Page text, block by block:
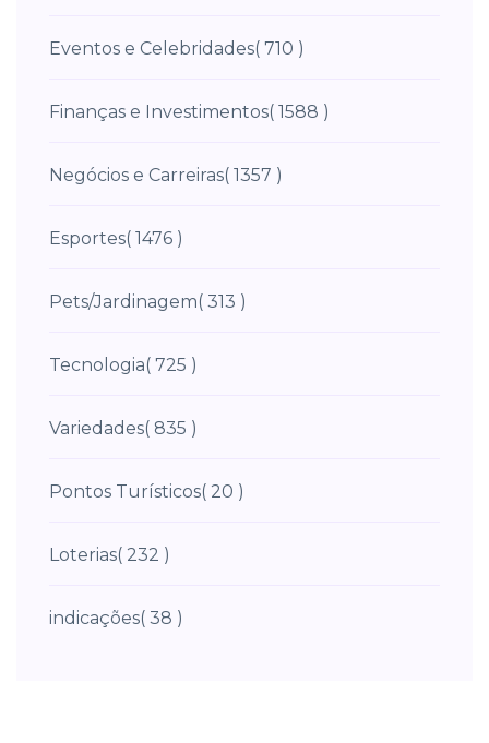
Eventos e Celebridades( 710 )
Finanças e Investimentos( 1588 )
Negócios e Carreiras( 1357 )
Esportes( 1476 )
Pets/Jardinagem( 313 )
Tecnologia( 725 )
Variedades( 835 )
Pontos Turísticos( 20 )
Loterias( 232 )
indicações( 38 )